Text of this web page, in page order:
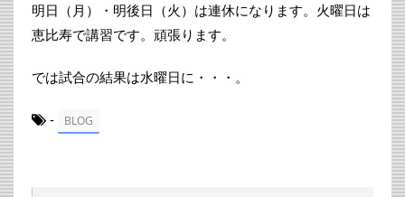
明日（月）・明後日（火）は連休になります。火曜日は
恵比寿で講習です。頑張ります。
では試合の結果は水曜日に・・・。
- BLOG